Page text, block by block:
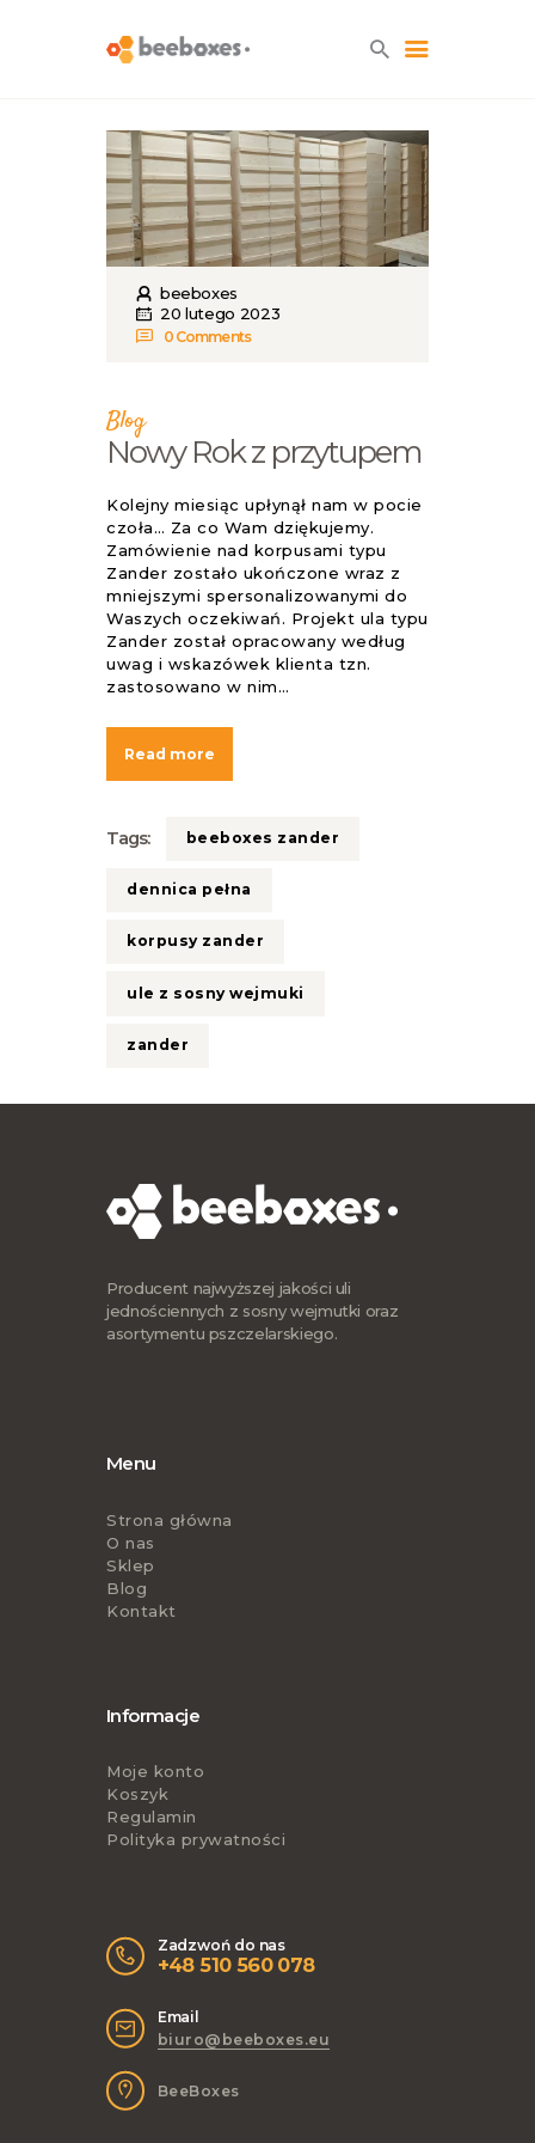
HOME
O NAS
BLOG
SKLEP
KONTAKT
beeboxes
20 lutego 2023
0 Comments
Blog
Nowy Rok z przytupem
Kolejny miesiąc upłynął nam w pocie
czoła… Za co Wam dziękujemy.
Zamówienie nad korpusami typu
Zander zostało ukończone wraz z
mniejszymi spersonalizowanymi do
Waszych oczekiwań. Projekt ula typu
Zander został opracowany według
uwag i wskazówek klienta tzn.
zastosowano w nim…
Read more
Tags: beeboxes zander
dennica pełna
korpusy zander
ule z sosny wejmuki
zander
Producent najwyższej jakości uli
jednościennych z sosny wejmutki oraz
asortymentu pszczelarskiego.
Menu
Strona główna
O nas
Sklep
Blog
Kontakt
Informacje
Moje konto
Koszyk
Regulamin
Polityka prywatności
Zadzwoń do nas
+48 510 560 078
Email
biuro@beeboxes.eu
BeeBoxes